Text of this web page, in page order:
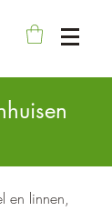
en linnen,